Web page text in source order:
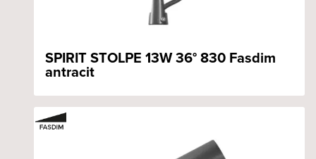
SPIRIT STOLPE 13W 36° 830 Fasdim
antracit